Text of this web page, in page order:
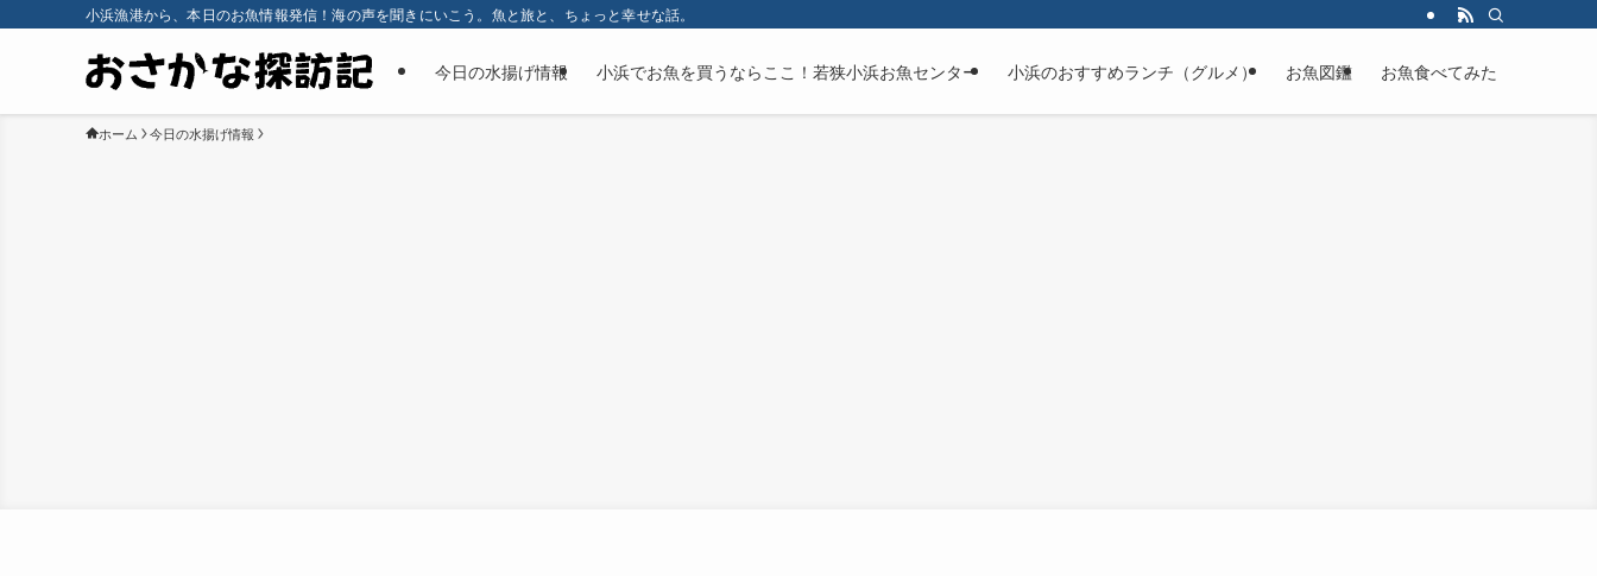
小浜漁港から、本日のお魚情報発信！海の声を聞きにいこう。魚と旅と、ちょっと幸せな話。
今日の水揚げ情報 小浜でお魚を買うならここ！若狭小浜お魚センター 小浜のおすすめランチ（グルメ） お魚図鑑 お魚食べてみた
ホーム 今日の水揚げ情報